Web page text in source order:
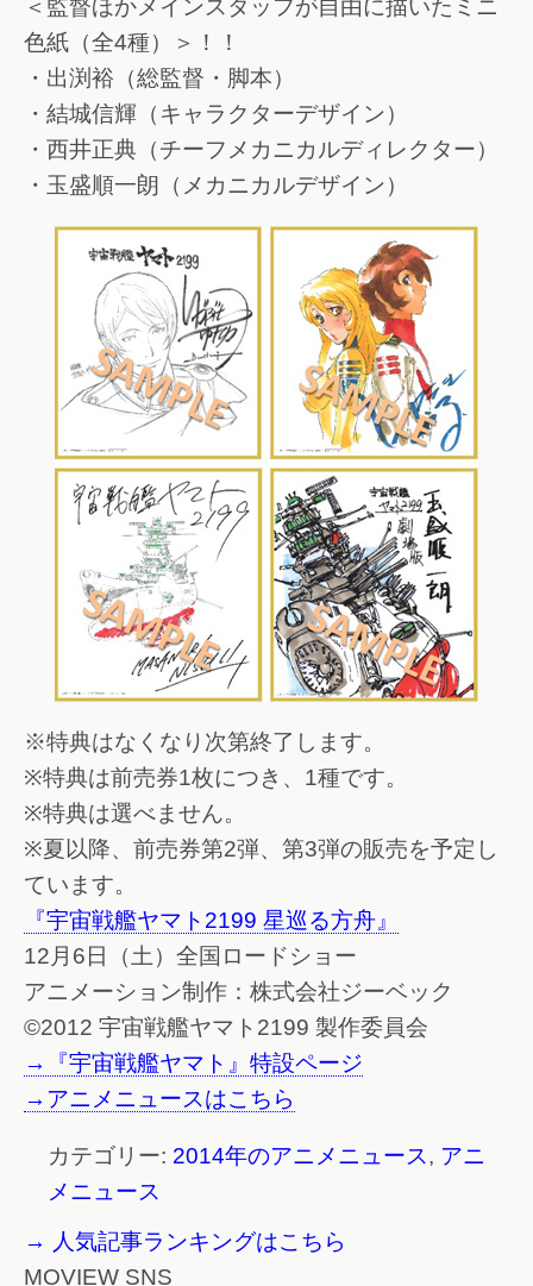
＜監督ほかメインスタッフが自由に描いたミニ
色紙（全4種）＞！！
・出渕裕（総監督・脚本）
・結城信輝（キャラクターデザイン）
・西井正典（チーフメカニカルディレクター）
・玉盛順一朗（メカニカルデザイン）
※特典はなくなり次第終了します。
※特典は前売券1枚につき、1種です。
※特典は選べません。
※夏以降、前売券第2弾、第3弾の販売を予定し
ています。
『宇宙戦艦ヤマト2199 星巡る方舟』
12月6日（土）全国ロードショー
アニメーション制作：株式会社ジーベック
©2012 宇宙戦艦ヤマト2199 製作委員会
→『宇宙戦艦ヤマト』特設ページ
→アニメニュースはこちら
カテゴリー: 2014年のアニメニュース, アニ
メニュース
→ 人気記事ランキングはこちら
MOVIEW SNS